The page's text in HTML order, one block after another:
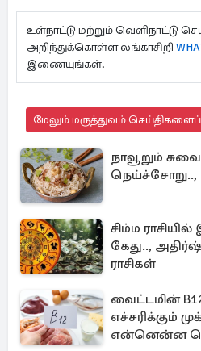
உள்நாட்டு மற்றும் வெளிநாட்டு
அறிந்துக்கொள்ள லங்காசிறி
இணையுங்கள்.
மேலும் மருத்துவம்
நாவூறும்
நெய்ச்சோறு..,
சிம்ம
கேது..,
ராசிகள்
வைட்டமின்
எச்சரிக்கும்
என்னென்ன